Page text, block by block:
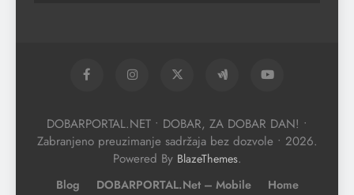
DOBARPORTAL.NET • DOBAR, ZA DOBAR DAN! •
Zabranjeno preuzimanje sadržaja bez dozvole • 2026.
Powered By BlazeThemes.
Blog DOBARPORTAL.net – Mobile
Home